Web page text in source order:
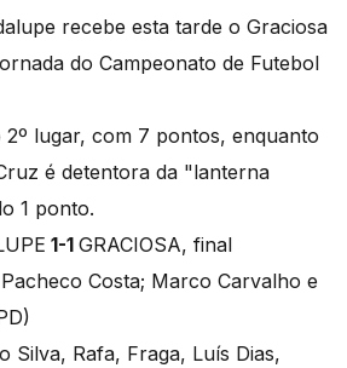
recebe esta tarde o Graciosa
do Campeonato de Futebol
2º lugar, com 7 pontos, enquanto
é detentora da "lanterna
1 ponto.
1-1 GRACIOSA, final
Costa; Marco Carvalho e
Silva, Rafa, Fraga, Luís Dias,